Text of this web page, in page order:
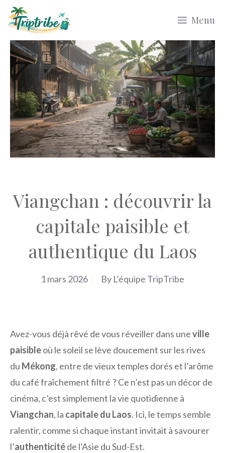
Aller
au
contenu
Menu
Viangchan : découvrir la
capitale paisible et
authentique du Laos
1 mars 2026 By L’équipe TripTribe
Avez-vous déjà rêvé de vous réveiller dans uneville
paisibleoù le soleil se lève doucement sur les rives
du Mékong, entre de vieux temples dorés et l’arôme
du café fraîchement filtré ? Ce n’est pas un décor de
cinéma, c’est simplement la vie quotidienne à
Viangchan, la capitale du Laos. Ici, le temps semble
ralentir, comme si chaque instant invitait à savourer
l’authenticitéde l’Asie du Sud-Est.